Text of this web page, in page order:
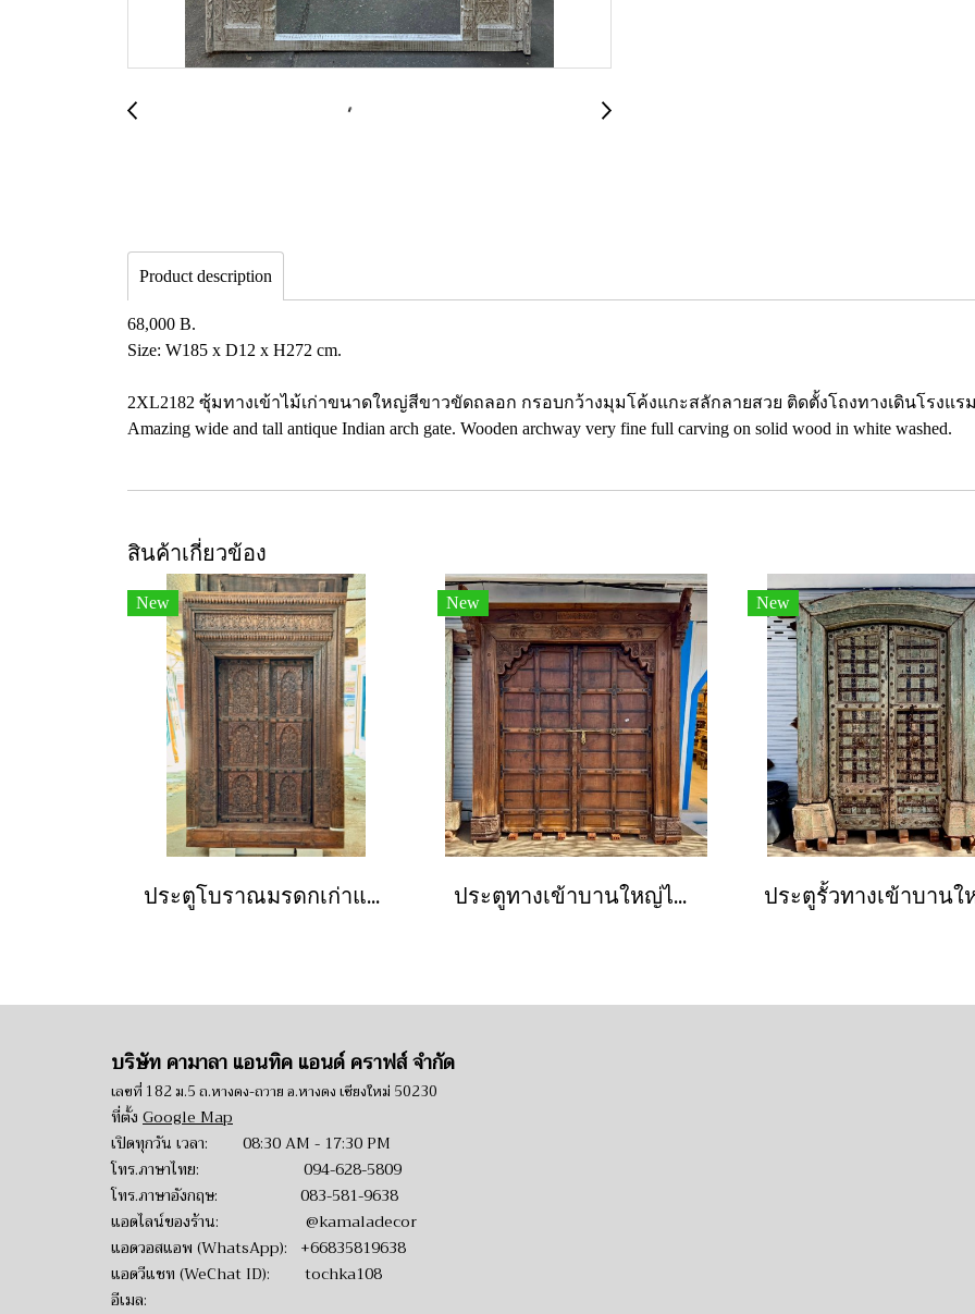
Product description
68,000 B.
Size: W185 x D12 x H272 cm.
2XL2182 ซุ้มทางเข้าไม้เก่าขนาดใหญ่สีขาวขัดถลอก กรอบกว้างมุมโค้งแกะสลักลายสวย ติดตั้งโถงทางเดินโรงแ
Amazing wide and tall antique Indian arch gate. Wooden archway very fine full carving on solid wood in white washed.
สินค้าเกี่ยวข้อง
New
ประตูโบราณมรดกเก่าแก่งานแกะสลักละเอียดวิจิตร
New
ประตูทางเข้าบานใหญ่ไม้สักหนาสไตล์อินเดียอังกฤษ
New
บริษัท คามาลา แอนทิค แอนด์ คราฟส์ จำกัด
เลขที่ 182 ม.5 ถ.หางดง-ถวาย อ.หางดง เชียงใหม่ 50230
ที่ตั้ง Google Map
เปิดทุกวัน เวลา: 08:30 AM - 17:30 PM
โทร.ภาษาไทย: 094-628-5809
โทร.ภาษาอังกฤษ: 083-581-9638
แอดไลน์ของร้าน: @kamaladecor
แอดวอสแอพ (WhatsApp): +66835819638
แอดวีแชท (WeChat ID): tochka108
อีเมล: